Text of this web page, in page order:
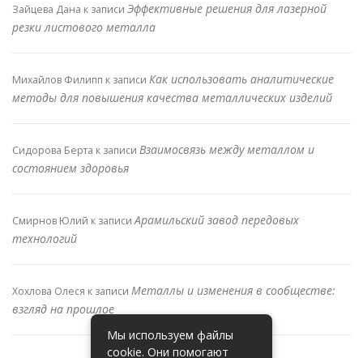
Зайцева Дана к записи Эффективные решения для лазерной
резки листового металла
Михайлов Филипп к записи Как использовать аналитические
методы для повышения качества металлических изделий
Сидорова Берта к записи Взаимосвязь между металлом и
состоянием здоровья
Смирнов Юлий к записиАрамильский завод передовых
технологий
Хохлова Олеся к записи Металлы и изменения в сообществе:
взгляд на прошлое
Мы используем файлы
cookie. Они помогают